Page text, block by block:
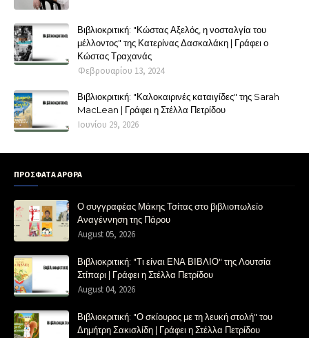
Βιβλιοκριτική: "Κώστας Αξελός, η νοσταλγία του
μέλλοντος" της Κατερίνας Δασκαλάκη | Γράφει ο
Κώστας Τραχανάς
Φεβρουαρίου 13, 2024
Βιβλιοκριτική: "Καλοκαιρινές καταιγίδες" της Sarah
MacLean | Γράφει η Στέλλα Πετρίδου
Ιουνίου 29, 2026
ΠΡΟΣΦΑΤΑ ΑΡΘΡΑ
Ο συγγραφέας Μάκης Τσίτας στο βιβλιοπωλείο
Αναγέννηση της Πάρου
August 05, 2026
Βιβλιοκριτική: "Τι είναι ΕΝΑ ΒΙΒΛΙΟ" της Λουτσία
Στίπαρι | Γράφει η Στέλλα Πετρίδου
August 04, 2026
Βιβλιοκριτική: "Ο σκίουρος με τη λευκή στολή" του
Δημήτρη Σακισλίδη | Γράφει η Στέλλα Πετρίδου